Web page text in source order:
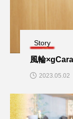
Story
風輪
2023.05.02